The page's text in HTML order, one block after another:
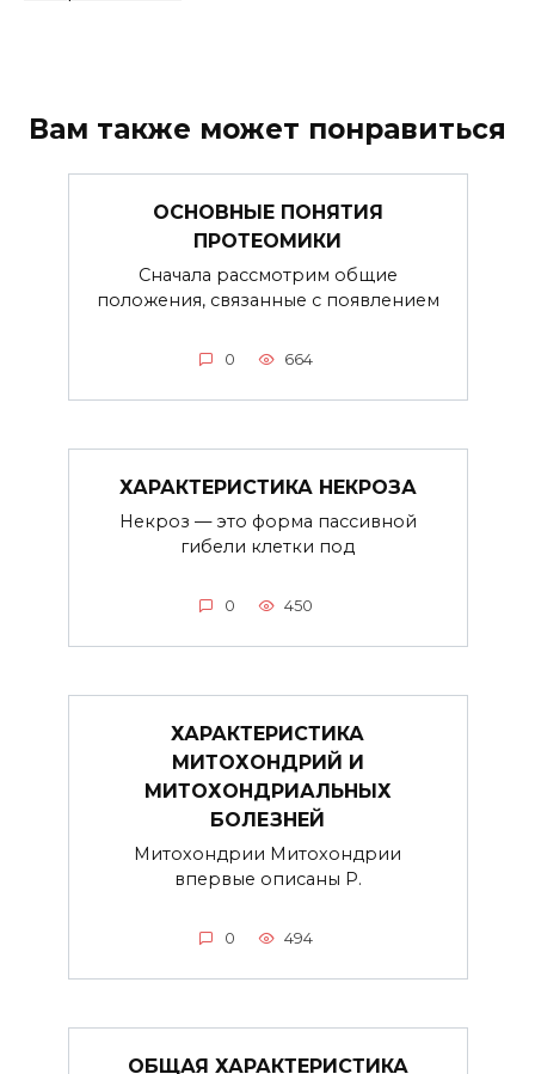
Вам также может понравиться
ОСНОВНЫЕ ПОНЯТИЯ
ПРОТЕОМИКИ
Сначала рассмотрим общие
положения, связанные с появлением
0 664
ХАРАКТЕРИСТИКА НЕКРОЗА
Некроз — это форма пассивной
гибели клетки под
0 450
ХАРАКТЕРИСТИКА
МИТОХОНДРИЙ И
МИТОХОНДРИАЛЬНЫХ
БОЛЕЗНЕЙ
Митохондрии Митохондрии
впервые описаны Р.
0 494
ОБЩАЯ ХАРАКТЕРИСТИКА